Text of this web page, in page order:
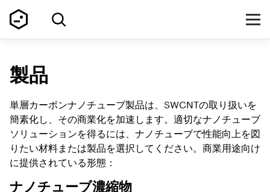
製品
単層カーボンナノチューブ製品は、SWCNTの取り扱いを
簡素化し、その商業化を加速します。適切なナノチューブ
ソリューションを得るには、ナノチューブで性能向上を図
りたい材料または製品を選択してください。商業用途向け
に提供されている形態：
ナノチューブ濃縮物